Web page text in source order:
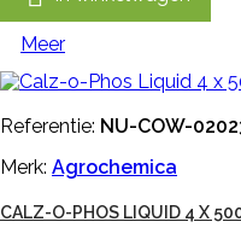
Meer
Referentie: NU-COW-
Merk: Agrochemica
CALZ-O-PHOS LIQUID 4 X